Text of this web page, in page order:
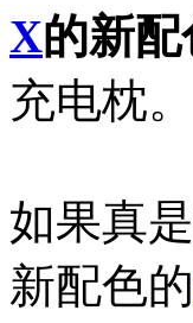
X的新
充电枕。
如果真
新配色的